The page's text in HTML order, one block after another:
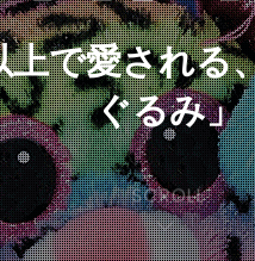
上で愛される
ぐるみ」